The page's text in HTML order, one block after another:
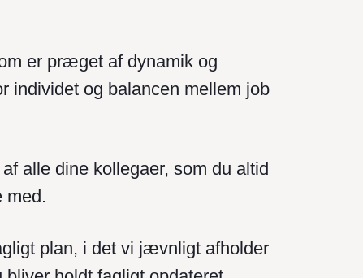
er præget af dynamik og
individet og balancen mellem job
alle dine kollegaer, som du altid
med.
plan, i det vi jævnligt afholder